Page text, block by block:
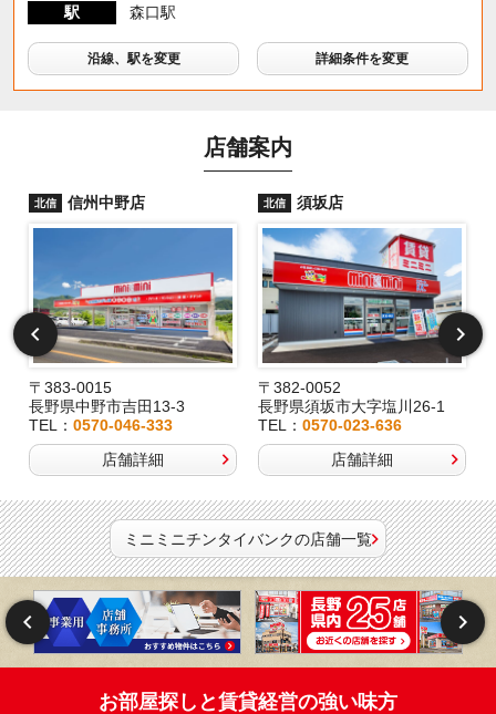
駅 森口駅
沿線、駅を変更 詳細条件を変更
店舗案内
北信 信州中野店
〒383-0015
長野県中野市吉田13-3
TEL： 0570-046-333
店舗詳細
北信 須坂店
〒382-0052
長野県須坂市大字塩川26-1
TEL：0570-023-636
店舗詳細
ミニミニチンタイバンクの店舗一覧
お部屋探しと賃貸経営の強い味方